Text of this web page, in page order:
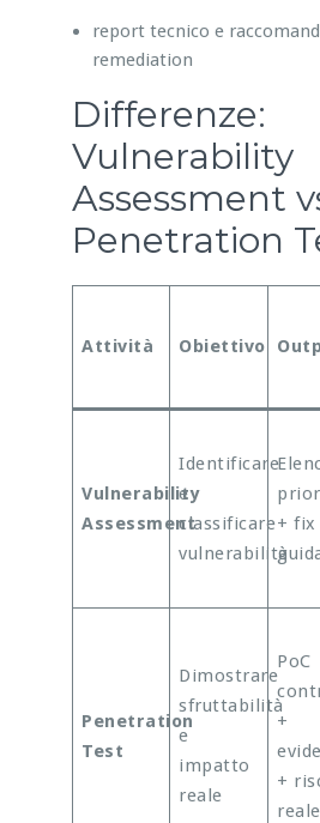
report tecnico e
remediation
Differenze:
Vulnerability
Assessment
Penetration
Attività Obiettivo
Vulnerability
Assessment
Identificare
e
classificare
vulnerabilità
+ fix
Penetration
Test
Dimostrare
sfruttabilità
e
impatto
reale
PoC
+
+
reale